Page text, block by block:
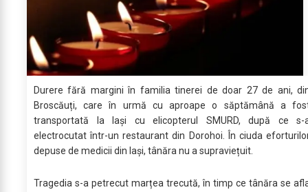
Durere fără margini în familia tinerei de doar 27 de ani,
Broscăuți, care în urmă cu aproape o săptămână a
transportată la Iași cu elicopterul SMURD, după ce s-
electrocutat într-un restaurant din Dorohoi. În ciuda
depuse de medicii din Iași, tânăra nu a supraviețuit.
Tragedia s-a petrecut marțea trecută, în timp ce tânăra se